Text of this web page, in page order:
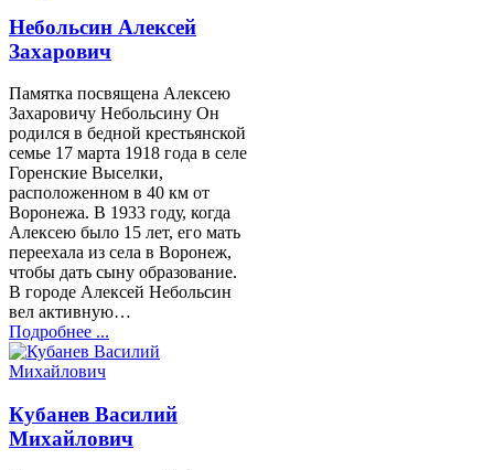
Небольсин Алексей
Захарович
Памятка посвящена Алексею
Захаровичу Небольсину Он
родился в бедной крестьянской
семье 17 марта 1918 года в селе
Горенские Выселки,
расположенном в 40 км от
Воронежа. В 1933 году, когда
Алексею было 15 лет, его мать
переехала из села в Воронеж,
чтобы дать сыну образование.
В городе Алексей Небольсин
вел активную…
Подробнее ...
Кубанев Василий
Михайлович